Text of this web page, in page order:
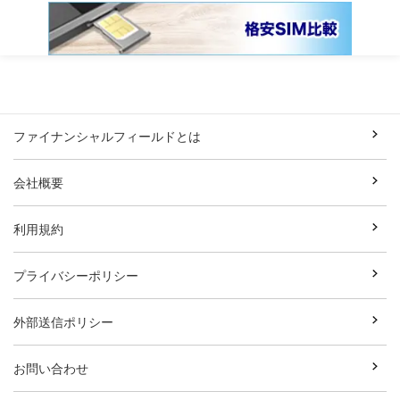
ファイナンシャルフィールドとは
会社概要
利用規約
プライバシーポリシー
外部送信ポリシー
お問い合わせ